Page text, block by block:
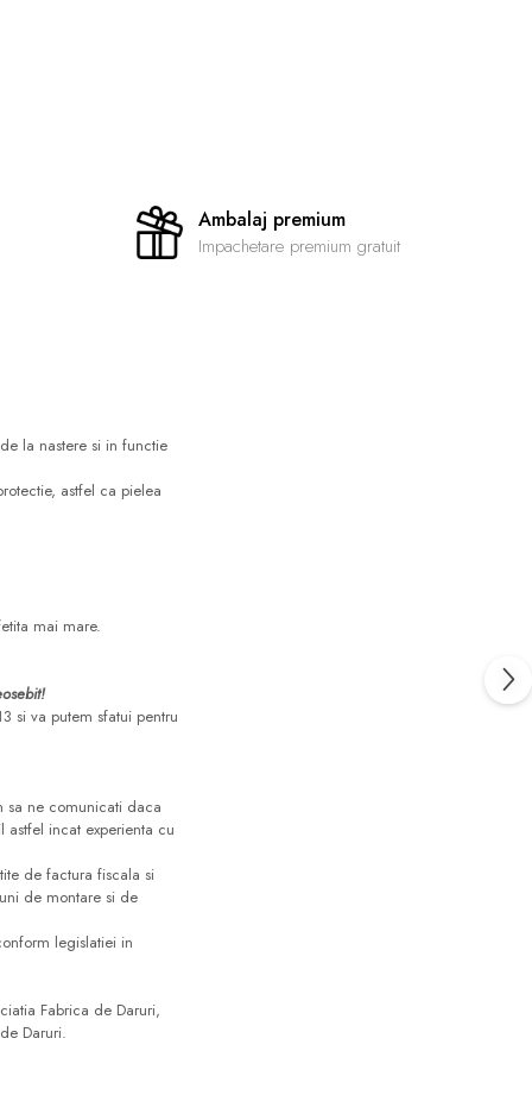
Ambalaj premium
Impachetare premium gratuit
la nastere si in functie
astfel ca pielea
mai mare.
si va putem sfatui pentru
sa ne comunicati daca
astfel incat experienta cu
de factura fiscala si
de montare si de
legislatiei in
Fabrica de Daruri,
Daruri.